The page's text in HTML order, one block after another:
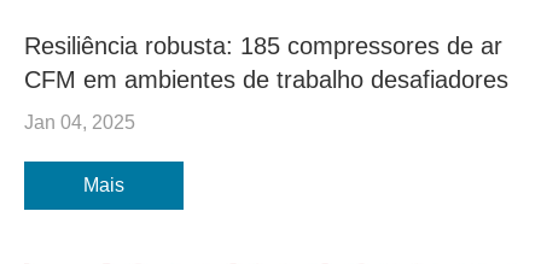
Resiliência robusta: 185 compressores de ar
CFM em ambientes de trabalho desafiadores
Jan 04, 2025
Mais